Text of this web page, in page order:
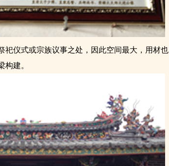
祀仪式或宗族议事之处，因此空间最大，用材也
构建。